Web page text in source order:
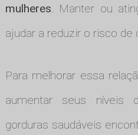
mulheres. Manter ou
ajudar a reduzir o risco de
Para melhorar essa
aumentar seus níveis
gorduras saudáveis